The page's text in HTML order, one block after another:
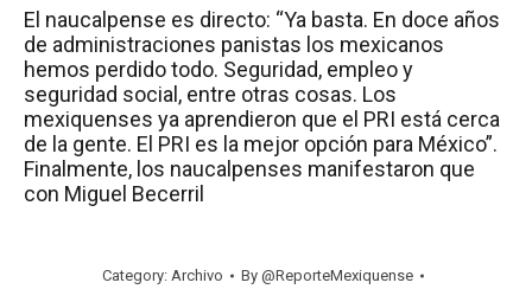
El naucalpense es directo: “Ya basta. En doce años
de administraciones panistas los mexicanos
hemos perdido todo. Seguridad, empleo y
seguridad social, entre otras cosas. Los
mexiquenses ya aprendieron que el PRI está cerca
de la gente. El PRI es la mejor opción para México”.
Finalmente, los naucalpenses manifestaron que
con Miguel Becerril
Category: Archivo By @ReporteMexiquense